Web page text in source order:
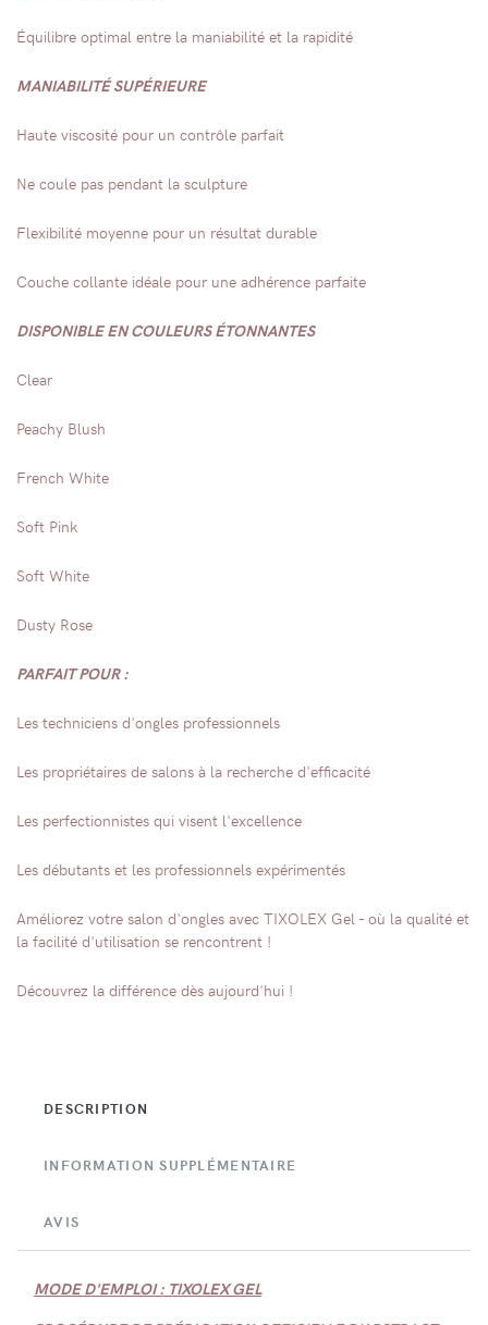
Équilibre optimal entre la maniabilité et la rapidité
MANIABILITÉ SUPÉRIEURE
Haute viscosité pour un contrôle parfait
Ne coule pas pendant la sculpture
Flexibilité moyenne pour un résultat durable
Couche collante idéale pour une adhérence parfaite
DISPONIBLE EN COULEURS ÉTONNANTES
Clear
Peachy Blush
French White
Soft Pink
Soft White
Dusty Rose
PARFAIT POUR :
Les techniciens d'ongles professionnels
Les propriétaires de salons à la recherche d'efficacité
Les perfectionnistes qui visent l'excellence
Les débutants et les professionnels expérimentés
Améliorez votre salon d'ongles avec TIXOLEX Gel - où la qualité et
la facilité d'utilisation se rencontrent !
Découvrez la différence dès aujourd'hui !
DESCRIPTION
INFORMATION SUPPLÉMENTAIRE
AVIS
MODE D'EMPLOI : TIXOLEX GEL